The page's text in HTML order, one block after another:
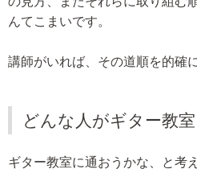
んてこまいです。
講師がいれば、その道順を的確
どんな人がギター教
ギター教室に通おうかな、と考